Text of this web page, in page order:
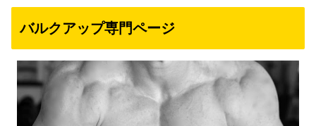
バルクアップ専門ページ